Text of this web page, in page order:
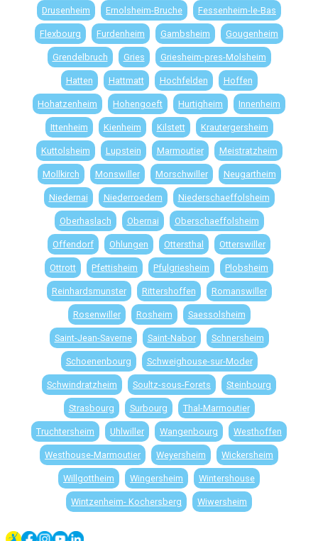
Drusenheim Ernolsheim-Bruche Fessenheim-le-Bas
Flexbourg Furdenheim Gambsheim Gougenheim
Grendelbruch Gries Griesheim-pres-Molsheim
Hatten Hattmatt Hochfelden Hoffen
Hohatzenheim Hohengoeft Hurtigheim Innenheim
Ittenheim Kienheim Kilstett Krautergersheim
Kuttolsheim Lupstein Marmoutier Meistratzheim
Mollkirch Monswiller Morschwiller Neugartheim
Niedernai Niederroedern Niederschaeffolsheim
Oberhaslach Obernai Oberschaeffolsheim
Offendorf Ohlungen Ottersthal Otterswiller
Ottrott Pfettisheim Pfulgriesheim Plobsheim
Reinhardsmunster Rittershoffen Romanswiller
Rosenwiller Rosheim Saessolsheim
Saint-Jean-Saverne Saint-Nabor Schnersheim
Schoenenbourg Schweighouse-sur-Moder
Schwindratzheim Soultz-sous-Forets Steinbourg
Strasbourg Surbourg Thal-Marmoutier
Truchtersheim Uhlwiller Wangenbourg Westhoffen
Westhouse-Marmoutier Weyersheim Wickersheim
Willgottheim Wingersheim Wintershouse
Wintzenheim- Kochersberg Wiwersheim